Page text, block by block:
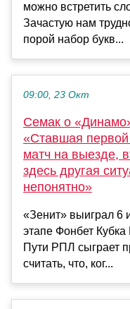
можно встретить
Зачастую нам
порой набор букв...
09:00, 23 Окт
Семак о
«Ставшая
матч на выезде,
здесь другая
непонятно»
«Зенит» выиграл 6
этапе Фонбет
Пути РПЛ сыграет
считать, что, ког...